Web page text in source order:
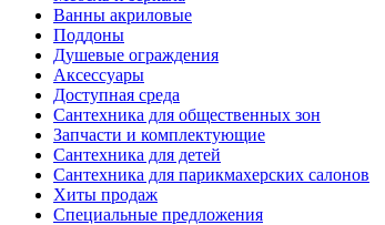
Ванны акриловые
Поддоны
Душевые ограждения
Аксессуары
Доступная среда
Cантехника для общественных зон
Запчасти и комплектующие
Сантехника для детей
Сантехника для парикмахерских салонов
Хиты продаж
Специальные предложения